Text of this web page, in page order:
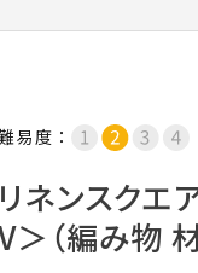
易度：
リネンスクエ
＞（編み物